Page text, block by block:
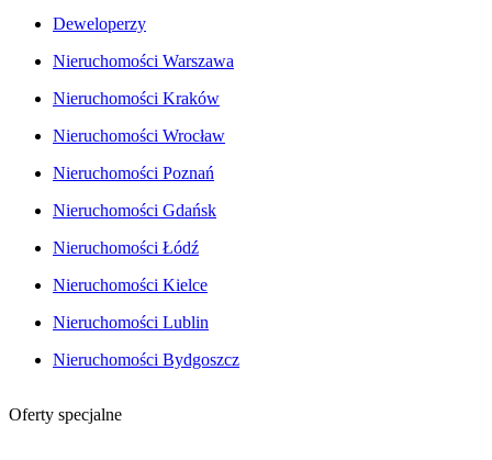
Deweloperzy
Nieruchomości Warszawa
Nieruchomości Kraków
Nieruchomości Wrocław
Nieruchomości Poznań
Nieruchomości Gdańsk
Nieruchomości Łódź
Nieruchomości Kielce
Nieruchomości Lublin
Nieruchomości Bydgoszcz
Oferty specjalne